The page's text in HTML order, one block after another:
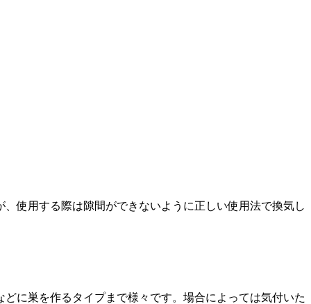
使用する際は隙間ができないように正しい使用法で換気し
に巣を作るタイプまで様々です。場合によっては気付いた